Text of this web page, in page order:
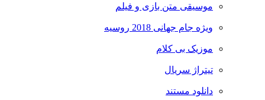
موسیقی متن بازی و فیلم
ویژه جام جهانی 2018 روسیه
موزیک بی کلام
تیتراژ سریال
دانلود مستند